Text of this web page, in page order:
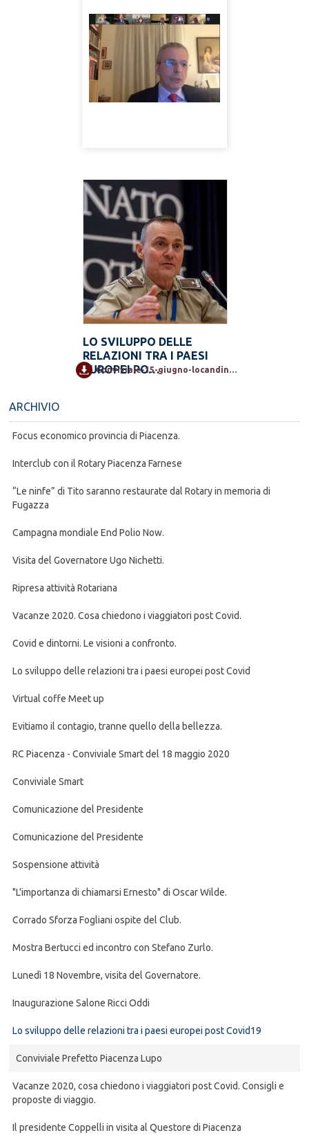
LO SVILUPPO DELLE
RELAZIONI TRA I PAESI
EUROPEI PO…
Conviviale-15-giugno-locandina-1.pdf
ARCHIVIO
Focus economico provincia di Piacenza.
Interclub con il Rotary Piacenza Farnese
“Le ninfe” di Tito saranno restaurate dal Rotary in memoria di
Fugazza
Campagna mondiale End Polio Now.
Visita del Governatore Ugo Nichetti.
Ripresa attività Rotariana
Vacanze 2020. Cosa chiedono i viaggiatori post Covid.
Covid e dintorni. Le visioni a confronto.
Lo sviluppo delle relazioni tra i paesi europei post Covid
Virtual coffe Meet up
Evitiamo il contagio, tranne quello della bellezza.
RC Piacenza - Conviviale Smart del 18 maggio 2020
Conviviale Smart
Comunicazione del Presidente
Comunicazione del Presidente
Sospensione attività
"L'importanza di chiamarsi Ernesto" di Oscar Wilde.
Corrado Sforza Fogliani ospite del Club.
Mostra Bertucci ed incontro con Stefano Zurlo.
Lunedì 18 Novembre, visita del Governatore.
Inaugurazione Salone Ricci Oddi
Lo sviluppo delle relazioni tra i paesi europei post Covid19
Conviviale Prefetto Piacenza Lupo
Vacanze 2020, cosa chiedono i viaggiatori post Covid. Consigli e
proposte di viaggio.
Il presidente Coppelli in visita al Questore di Piacenza